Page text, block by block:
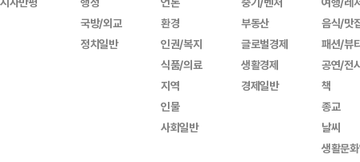
국방/외교
정치일반
환경
인권/복지
식품/의료
지역
인물
사회일반
부동산
글로벌경제
생활경제
경제일반
음식/맛
패션/뷰
공연/전
책
종교
날씨
생활문